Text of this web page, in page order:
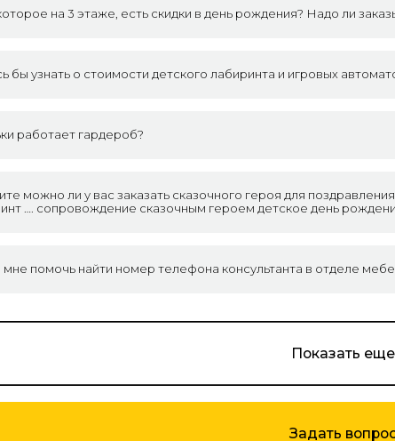
на 3 этаже, есть скидки в день рождения? Надо ли
бы узнать о стоимости детского лабиринта и игровых
работает гардероб?
можно ли у вас заказать сказочного героя для
…. сопровождение сказочным героем детское день
помочь найти номер телефона консультанта в отделе
Показать еще
Задать